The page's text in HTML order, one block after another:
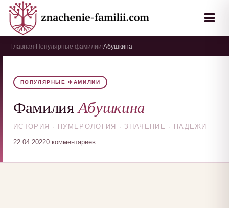
Главная Популярные фамилии Абушкина
ПОПУЛЯРНЫЕ ФАМИЛИИ
ФамилияАбушкина
ИСТОРИЯ · НУМЕРОЛОГИЯ · ЗНАЧЕНИЕ · ПАДЕЖИ
22.04.20220 комментариев